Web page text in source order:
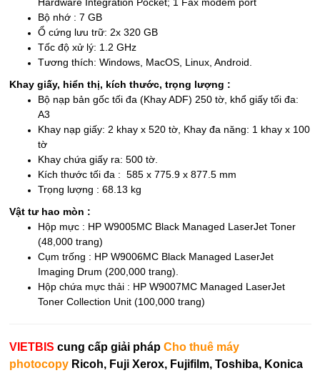
Bộ nhớ : 7 GB
Ổ cứng lưu trữ: 2x 320 GB
Tốc độ xử lý: 1.2 GHz
Tương thích: Windows, MacOS, Linux, Android.
Khay giấy, hiển thị, kích thước, trọng lượng :
Bộ nạp bản gốc tối đa (Khay ADF) 250 tờ, khổ giấy tối đa:
A3
Khay nạp giấy: 2 khay x 520 tờ, Khay đa năng: 1 khay x 100
tờ
Khay chứa giấy ra: 500 tờ.
Kích thước tối đa : 585 x 775.9 x 877.5 mm
Trọng lượng : 68.13 kg
Vật tư hao mòn :
Hộp mực : HP W9005MC Black Managed LaserJet Toner
(48,000 trang)
Cụm trống : HP W9006MC Black Managed LaserJet
Imaging Drum (200,000 trang).
Hộp chứa mực thải : HP W9007MC Managed LaserJet
Toner Collection Unit (100,000 trang)
VIETBIS cung cấp giải pháp Cho thuê máy
photocopy Ricoh, Fuji Xerox, Fujifilm, Toshiba, Konica